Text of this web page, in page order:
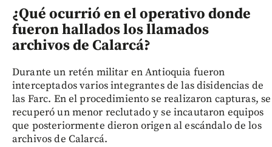
¿Qué ocurrió en el operativo donde
fueron hallados los llamados
archivos de Calarcá?
Durante un retén militar en Antioquia fueron
interceptados varios integrantes de las disidencias de
las Farc. En el procedimiento se realizaron capturas, se
recuperó un menor reclutado y se incautaron equipos
que posteriormente dieron origen al escándalo de los
archivos de Calarcá.